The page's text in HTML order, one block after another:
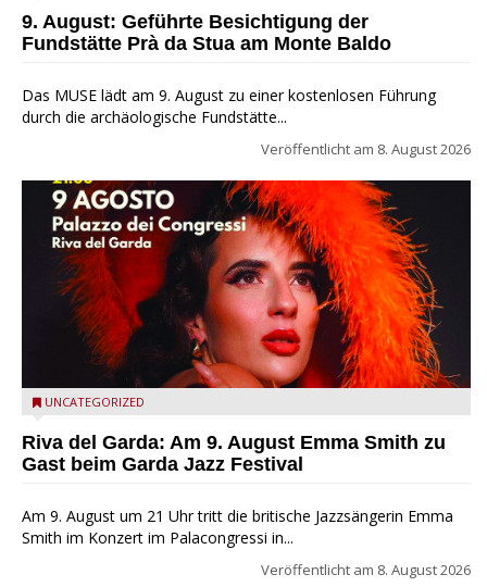
9. August: Geführte Besichtigung der
Fundstätte Prà da Stua am Monte Baldo
Das MUSE lädt am 9. August zu einer kostenlosen Führung
durch die archäologische Fundstätte...
Veröffentlicht am 8. August 2026
Riva del Garda - Emma Smith zu Gast beim Garda Jazz
UNCATEGORIZED
Riva del Garda: Am 9. August Emma Smith zu
Gast beim Garda Jazz Festival
Am 9. August um 21 Uhr tritt die britische Jazzsängerin Emma
Smith im Konzert im Palacongressi in...
Veröffentlicht am 8. August 2026